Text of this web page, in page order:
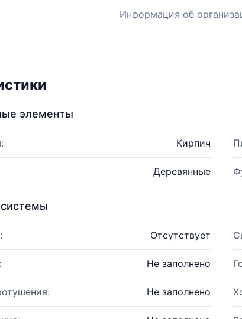
Информация об
элементы
Кирпич
Деревянные
Отсутствует
Не заполнено
Не заполнено